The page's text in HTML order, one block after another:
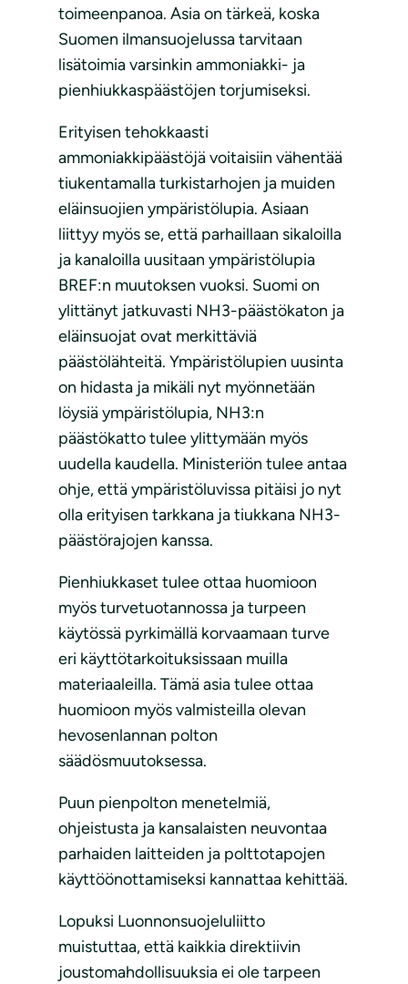
toimeenpanoa. Asia on tärkeä, koska
Suomen ilmansuojelussa tarvitaan
lisätoimia varsinkin ammoniakki- ja
pienhiukkaspäästöjen torjumiseksi.
Erityisen tehokkaasti
ammoniakkipäästöjä voitaisiin vähentää
tiukentamalla turkistarhojen ja muiden
eläinsuojien ympäristölupia. Asiaan
liittyy myös se, että parhaillaan sikaloilla
ja kanaloilla uusitaan ympäristölupia
BREF:n muutoksen vuoksi. Suomi on
ylittänyt jatkuvasti NH3-päästökaton ja
eläinsuojat ovat merkittäviä
päästölähteitä. Ympäristölupien uusinta
on hidasta ja mikäli nyt myönnetään
löysiä ympäristölupia, NH3:n
päästökatto tulee ylittymään myös
uudella kaudella. Ministeriön tulee antaa
ohje, että ympäristöluvissa pitäisi jo nyt
olla erityisen tarkkana ja tiukkana NH3-
päästörajojen kanssa.
Pienhiukkaset tulee ottaa huomioon
myös turvetuotannossa ja turpeen
käytössä pyrkimällä korvaamaan turve
eri käyttötarkoituksissaan muilla
materiaaleilla. Tämä asia tulee ottaa
huomioon myös valmisteilla olevan
hevosenlannan polton
säädösmuutoksessa.
Puun pienpolton menetelmiä,
ohjeistusta ja kansalaisten neuvontaa
parhaiden laitteiden ja polttotapojen
käyttöönottamiseksi kannattaa kehittää.
Lopuksi Luonnonsuojeluliitto
muistuttaa, että kaikkia direktiivin
joustomahdollisuuksia ei ole tarpeen